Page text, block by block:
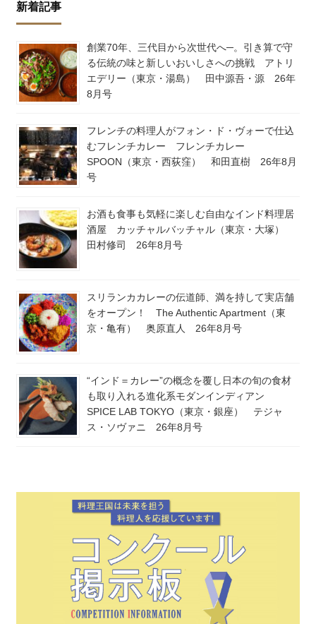
新着記事
創業70年、三代目から次世代へ─。引き算で守
る伝統の味と新しいおいしさへの挑戦 アトリ
エデリー（東京・湯島） 田中源吾・源 26年
8月号
フレンチの料理人がフォン・ド・ヴォーで仕込
むフレンチカレー フレンチカレー
SPOON（東京・西荻窪） 和田直樹 26年8月
号
お酒も食事も気軽に楽しむ自由なインド料理居
酒屋 カッチャルバッチャル（東京・大塚）
田村修司 26年8月号
スリランカカレーの伝道師、満を持して実店舗
をオープン！ The Authentic Apartment（東
京・亀有） 奥原直人 26年8月号
“インド＝カレー”の概念を覆し日本の旬の食材
も取り入れる進化系モダンインディアン
SPICE LAB TOKYO（東京・銀座） テジャ
ス・ソヴァニ 26年8月号